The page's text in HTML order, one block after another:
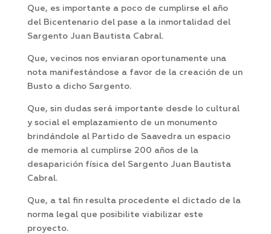
Que, es importante a poco de cumplirse el año
del Bicentenario del pase a la inmortalidad del
Sargento Juan Bautista Cabral.
Que, vecinos nos enviaran oportunamente una
nota manifestándose a favor de la creación de un
Busto a dicho Sargento.
Que, sin dudas será importante desde lo cultural
y social el emplazamiento de un monumento
brindándole al Partido de Saavedra un espacio
de memoria al cumplirse 200 años de la
desaparición física del Sargento Juan Bautista
Cabral.
Que, a tal fin resulta procedente el dictado de la
norma legal que posibilite viabilizar este
proyecto.